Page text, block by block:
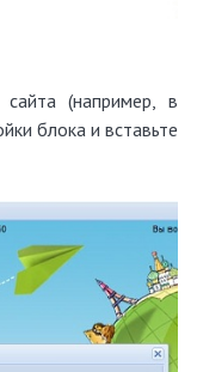
(например, в
блока и вставьте